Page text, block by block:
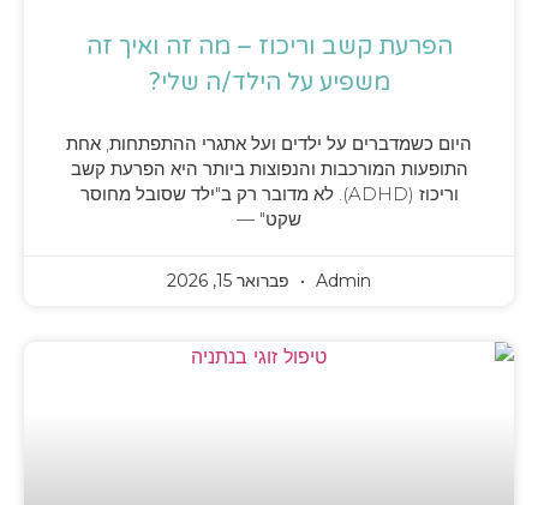
הפרעת קשב וריכוז – מה זה ואיך זה
משפיע על הילד/ה שלי?
היום כשמדברים על ילדים ועל אתגרי ההתפתחות, אחת
התופעות המורכבות והנפוצות ביותר היא הפרעת קשב
וריכוז (ADHD). לא מדובר רק ב"ילד שסובל מחוסר
שקט" —
Admin פברואר 15, 2026